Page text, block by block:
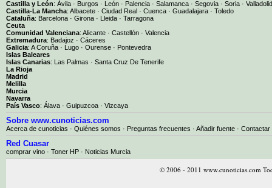
Castilla y León: Ávila · Burgos · León · Palencia · Salamanca · Segovia · Soria · Valladolid
Castilla-La Mancha: Albacete · Ciudad Real · Cuenca · Guadalajara · Toledo
Cataluña: Barcelona · Girona · Lleida · Tarragona
Ceuta
Comunidad Valenciana: Alicante · Castellón · Valencia
Extremadura: Badajoz · Cáceres
Galicia: A Coruña · Lugo · Ourense · Pontevedra
Islas Baleares
Islas Canarias: Las Palmas · Santa Cruz De Tenerife
La Rioja
Madrid
Melilla
Murcia
Navarra
País Vasco: Álava · Guipuzcoa · Vizcaya
Sobre www.cunoticias.com
Acerca de cunoticias · Quiénes somos · Preguntas frecuentes · Añadir fuente · Contactar
Red Cuasar
comprar vino · Toner HP · Noticias Murcia
© 2006 - 2011 www.cunoticias.com